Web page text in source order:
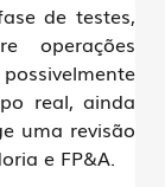
de testes,
operações
real, ainda
uma revisão
e FP&A.